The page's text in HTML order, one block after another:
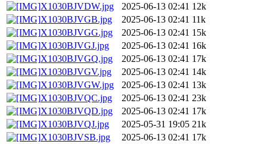
X1030BJVDW.jpg
2025-06-13 02:41 12k
X1030BJVGB.jpg
2025-06-13 02:41 11k
X1030BJVGG.jpg
2025-06-13 02:41 15k
X1030BJVGJ.jpg
2025-06-13 02:41 16k
X1030BJVGQ.jpg
2025-06-13 02:41 17k
X1030BJVGV.jpg
2025-06-13 02:41 14k
X1030BJVGW.jpg
2025-06-13 02:41 13k
X1030BJVQC.jpg
2025-06-13 02:41 23k
X1030BJVQD.jpg
2025-06-13 02:41 17k
X1030BJVQJ.jpg
2025-05-31 19:05 21k
X1030BJVSB.jpg
2025-06-13 02:41 17k